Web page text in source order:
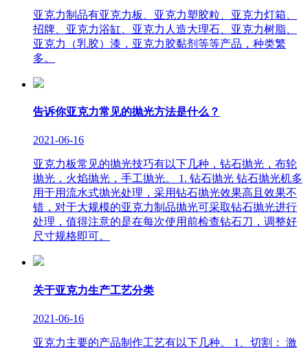
亚克力制品有亚克力板、亚克力塑胶粒、亚克力灯箱、
招牌、亚克力浴缸、亚克力人造大理石、亚克力树脂、
亚克力（乳胶）漆，亚克力胶黏剂等等产品，种类繁
多。
告诉你亚克力常见的抛光方法是什么？
2021-06-16
亚克力板常见的抛光技巧有以下几种，钻石抛光，布轮
抛光，火焰抛光，手工抛光。 1. 钻石抛光 钻石抛光机多
用于用流水式抛光处理，采用钻石抛光效果高且效果不
错，对于大规模的亚克力制品抛光可采取钻石抛光进行
处理，值得注意的是在每次使用前检查钻石刀，调整好
尺寸规格即可。
关于亚克力生产工艺分类
2021-06-16
亚克力主要的产品制作工艺有以下几种。 1、切割： 激